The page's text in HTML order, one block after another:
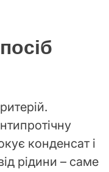
конденсат і
рідини – саме